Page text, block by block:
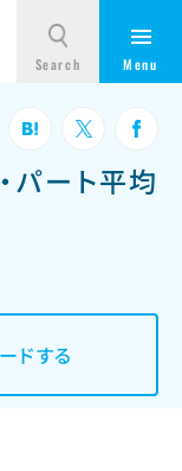
パート平均
ドする